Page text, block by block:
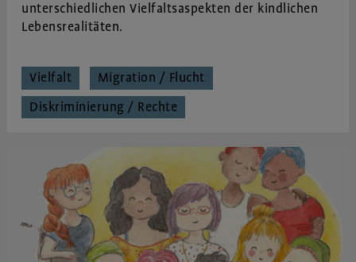
unterschiedlichen Vielfaltsaspekten der kindlichen
Lebensrealitäten.
Vielfalt
Migration / Flucht
Diskriminierung / Rechte